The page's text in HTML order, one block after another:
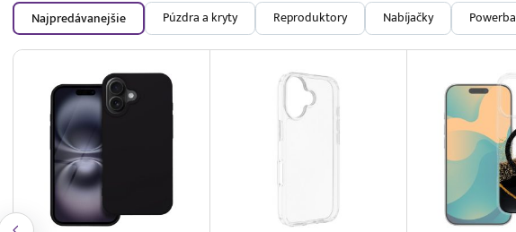
Najpredávanejšie Púzdra a kryty Reproduktory Nabíjačky